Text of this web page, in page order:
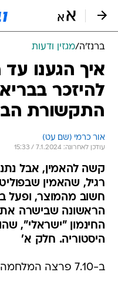
ברנז'ה/מגזין ודעות
איך הגענו עד
להיזכר
התקשורת
אור כרמי (שם עט)
עודכן לאחרונה: 7.1.2024 / 15:33
קשה להאמין, אבל
רגיל, שהאמין
חשוב מהמוצר, ופעל
הראשונה שבישרה את
החינמון "ישראלי",
היסטוריה. חלק א'
ב-7.10 פרצה המלחמה.